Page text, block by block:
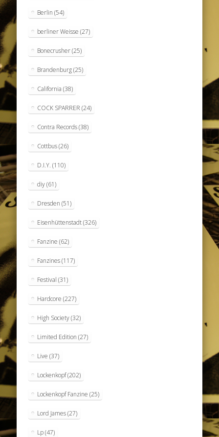
Berlin (54)
berliner Weisse (27)
Bonecrusher(25)
Brandenburg(25)
California (38)
COCK SPARRER (24)
Contra Records(38)
Cottbus(26)
D.I.Y. (110)
diy(61)
Dresden (51)
Eisenhüttenstadt(326)
Fanzine (62)
Fanzines(117)
Festival (31)
Hardcore (227)
High Society(32)
Limited Edition (27)
Live (37)
Lockenkopf(202)
Lockenkopf Fanzine (25)
Lord James(27)
Lp(47)